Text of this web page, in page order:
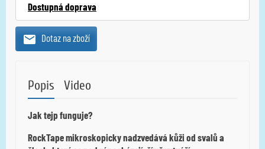
Dostupná doprava
Dotaz na zboží
Popis Video
Jak tejp funguje?
RockTape mikroskopicky nadzvedává kůži od svalů a